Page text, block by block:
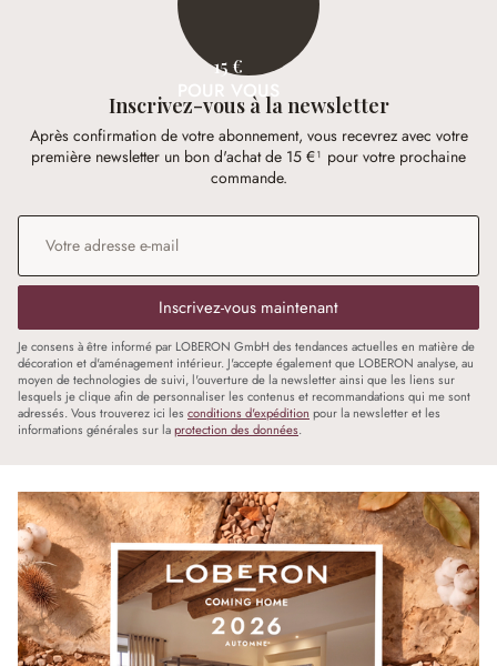
15 €
POUR VOUS
Inscrivez-vous à la newsletter
Après confirmation de votre abonnement, vous recevrez avec votre
première newsletter un bon d'achat de 15 €¹ pour votre prochaine
commande.
Adresse e-mail
Inscrivez-vous maintenant
Je consens à être informé par LOBERON GmbH des tendances actuelles en matière de
décoration et d'aménagement intérieur. J'accepte également que LOBERON analyse, au
moyen de technologies de suivi, l'ouverture de la newsletter ainsi que les liens sur
lesquels je clique afin de personnaliser les contenus et recommandations qui me sont
adressés. Vous trouverez ici les conditions d'expédition pour la newsletter et les
informations générales sur laprotection des données.